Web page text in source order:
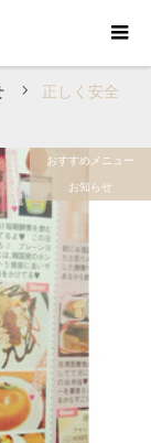
正しく安全
おすすめメニュー
お知らせ